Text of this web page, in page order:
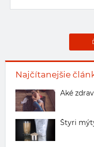
Najčítanejšie
Aké
Štyri